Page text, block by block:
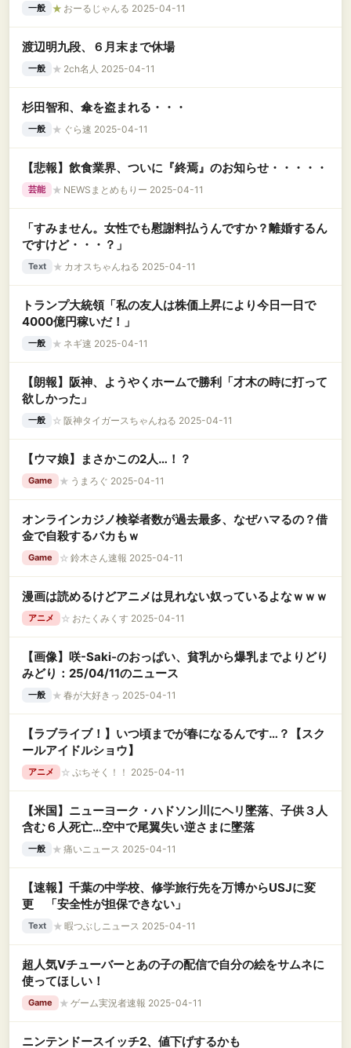
一般 ★ おーるじゃんる 2025-04-11
渡辺明九段、６月末まで休場
一般 ★ 2ch名人 2025-04-11
杉田智和、傘を盗まれる・・・
一般 ★ ぐら速 2025-04-11
【悲報】飲食業界、ついに『終焉』のお知らせ・・・・・
芸能 ★ NEWSまとめもりー 2025-04-11
「すみません。女性でも慰謝料払うんですか？離婚するん
ですけど・・・？」
Text ★ カオスちゃんねる 2025-04-11
トランプ大統領「私の友人は株価上昇により今日一日で
4000億円稼いだ！」
一般 ★ ネギ速 2025-04-11
【朗報】阪神、ようやくホームで勝利「才木の時に打って
欲しかった」
一般 ☆ 阪神タイガースちゃんねる 2025-04-11
【ウマ娘】まさかこの2人…！？
Game ★ うまろぐ 2025-04-11
オンラインカジノ検挙者数が過去最多、なぜハマるの？借
金で自殺するバカもｗ
Game ☆ 鈴木さん速報 2025-04-11
漫画は読めるけどアニメは見れない奴っているよなｗｗｗ
アニメ ☆ おたくみくす 2025-04-11
【画像】咲-Saki-のおっぱい、貧乳から爆乳までよりどり
みどり：25/04/11のニュース
一般 ★ 春が大好きっ 2025-04-11
【ラブライブ！】いつ頃までが春になるんです…？【スク
ールアイドルショウ】
アニメ ☆ ぷちそく！！ 2025-04-11
【米国】ニューヨーク・ハドソン川にヘリ墜落、子供３人
含む６人死亡…空中で尾翼失い逆さまに墜落
一般 ★ 痛いニュース 2025-04-11
【速報】千葉の中学校、修学旅行先を万博からUSJに変
更 「安全性が担保できない」
Text ★ 暇つぶしニュース 2025-04-11
超人気Vチューバーとあの子の配信で自分の絵をサムネに
使ってほしい！
Game ★ ゲーム実況者速報 2025-04-11
ニンテンドースイッチ2、値下げするかも